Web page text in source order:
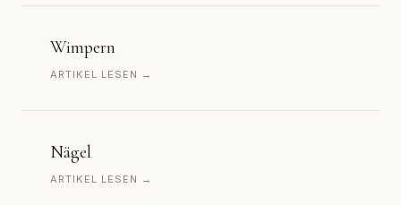
Wimpern
ARTIKEL LESEN →
Nägel
ARTIKEL LESEN →